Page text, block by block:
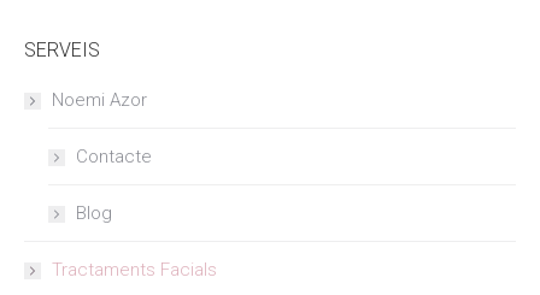
SERVEIS
Noemi Azor
Contacte
Blog
Tractaments Facials